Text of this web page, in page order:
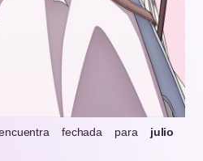
fechada para julio